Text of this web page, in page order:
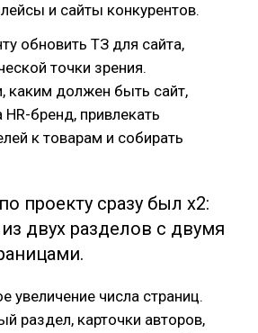
и сайты конкурентов.
обновить ТЗ для сайта,
точки зрения.
каким должен быть сайт,
бренд, привлекать
к товарам и собирать
проекту сразу был х2:
двух разделов с двумя
увеличение числа страниц.
раздел, карточки авторов,